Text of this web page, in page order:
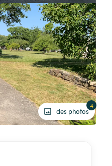
des photos
4